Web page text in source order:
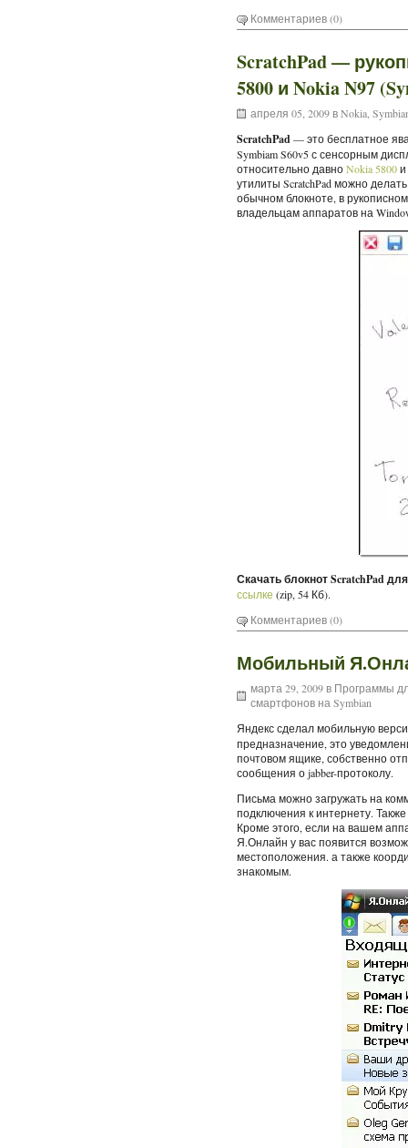
Комментариев (0)
ScratchPad —
5800 и Nokia N97
апреля 05, 2009 вNokia
ScratchPad— это бесплатное
Symbiam S60v5 с сенсорным
относительно давноNokia 5800
утилиты ScratchPad можно
обычном блокноте, в
владельцам аппаратов на
Скачать блокнот ScratchPad
ссылке (zip, 54 Кб).
Комментариев (0)
Мобильный
марта 29, 2009 в Программы
смартфонов на Symbian
Яндекс сделал мобильную
предназначение, это
почтовом ящике, собственно
сообщения о jabber-протоколу.
Письма можно загружать на
подключения к интернету.
Кроме этого, если на вашем
Я.Онлайн у вас появится
местоположения. а также
знакомым.